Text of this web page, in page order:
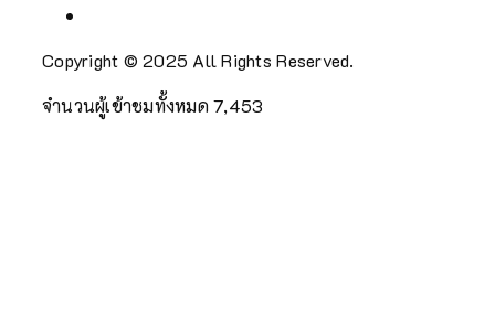
Copyright © 2025 All Rights Reserved.
จำนวนผู้เข้าชมทั้งหมด7,453